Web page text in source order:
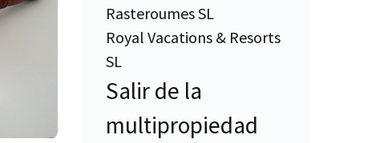
Rasteroumes SL
Royal Vacations & Resorts
SL
Salir de la
multipropiedad